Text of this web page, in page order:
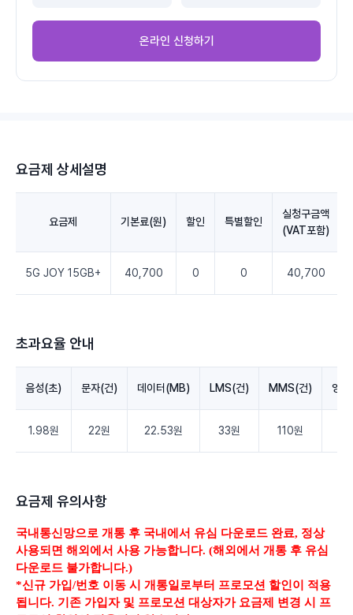
온라인 신청하기
요금제 상세설명
요금제 기본료(원) 할인 특별할인
실청구금액
(VAT포함)
5G JOY 15GB+ 40,700 0 0 40,700
초과요율 안내
음성(초) 문자(건) 데이터(MB) LMS(건) MMS(건) 영
1.98원 22원 22.53원 33원 110원
요금제 유의사항
국내통신망으로 개통 후 국내에서 유심 다운로드 완료, 정상
사용되면 해외에서 사용 가능합니다. (해외에서 개통 후 유심
다운로드 불가합니다.)
*신규 가입/번호 이동 시 개통일로부터 프로모션 할인이 적용
됩니다. 기존 가입자 및 프로모션 대상자가 요금제 변경 시 프